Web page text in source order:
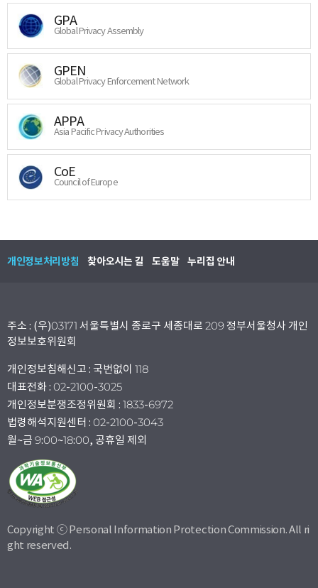
GPA
Global Privacy Assembly
GPEN
Global Privacy Enforcement Network
APPA
Asia Pacific Privacy Authorities
CoE
Council of Europe
개인정보처리방침 찾아오시는 길 도움말 누리집 안내
주소 : (우)03171 서울특별시 종로구 세종대로 209 정부서울청사 개인
정보보호위원회
개인정보침해신고 : 국번없이 118
대표전화 : 02-2100-3025
개인정보분쟁조정위원회 : 1833-6972
법령해석지원센터 : 02-2100-3043
월~금 9:00~18:00, 공휴일 제외
Copyright ⓒ Personal Information Protection Commission. All ri
ght reserved.